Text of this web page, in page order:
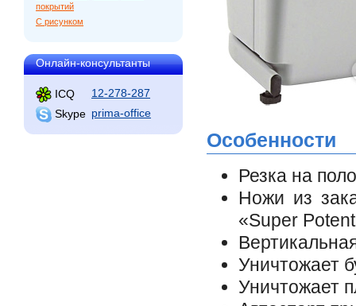
покрытий
С рисунком
Онлайн-консультанты
ICQ
12-278-287
Skype prima-office
Особенности
Резка на
Ножи из
«Super
Уничтожает
Уничтожает